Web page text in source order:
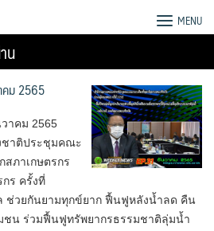
MENU
น
คม 2565
วาคม 2565
ชาติประชุมคณะ
สภาเกษตรกร
กร ครั้งที่
ช่วยกันยามทุกข์ยาก ฟื้นฟูหลังน้ำลด คืน
ชน ร่วมฟื้นฟูทรัพยากรธรรมชาติลุ่มน้ำ